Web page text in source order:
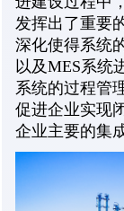
发挥出了重要
深化使得系统
以及MES系统
系统的过程管
促进企业实现
企业主要的集